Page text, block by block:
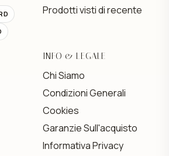
Prodotti visti di recente
INFO & LEGALE
Chi Siamo
Condizioni Generali
Cookies
Garanzie Sull'acquisto
Informativa Privacy